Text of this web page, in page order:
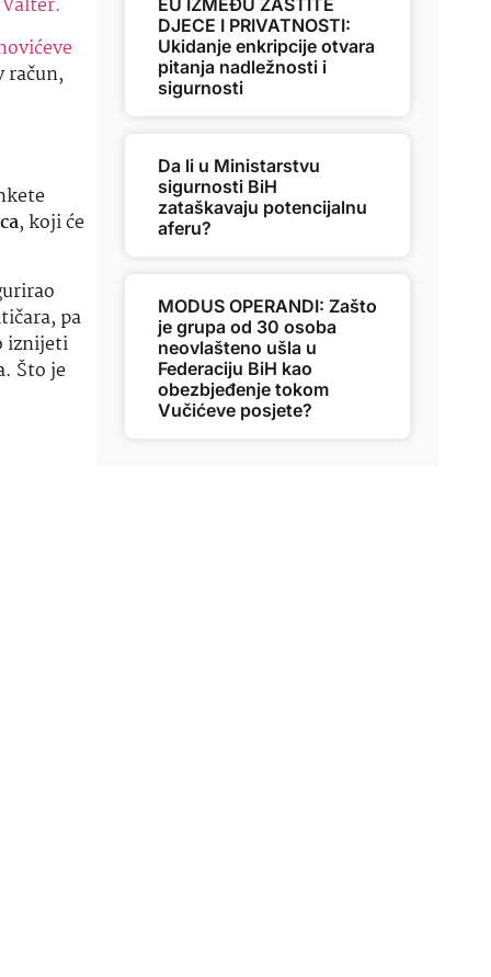
Valter.
račun,
, koji će
pa
iznijeti
Što je
EU IZMEĐU ZAŠTITE
DJECE I PRIVATNOSTI:
Ukidanje enkripcije otvara
pitanja nadležnosti i
sigurnosti
Da li u Ministarstvu
sigurnosti BiH
zataškavaju potencijalnu
aferu?
MODUS OPERANDI: Zašto
je grupa od 30 osoba
neovlašteno ušla u
Federaciju BiH kao
obezbjeđenje tokom
Vučićeve posjete?